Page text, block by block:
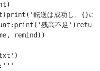
転送は成功し、{}
残高不足
remind))